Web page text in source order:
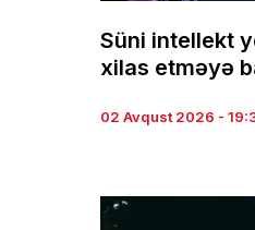
Süni intellekt
xilas etməyə
02 Avqust 2026 -